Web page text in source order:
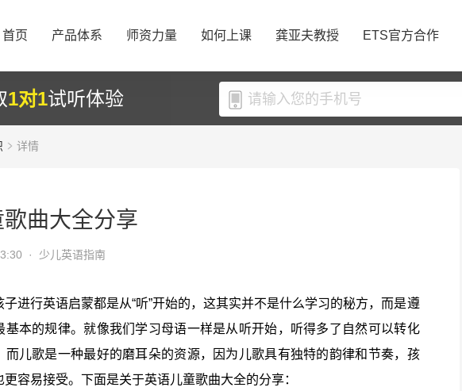
首页 产品体系 师资力量 如何上课 龚亚夫教授 ETS官方合作
1对1试听体验
详情
曲大全分享
· 少儿英语指南
进行英语启蒙都是从“听”开始的，这其实并不是什么学习的秘方，而是遵
基本的规律。就像我们学习母语一样是从听开始，听得多了自然可以转化
而儿歌是一种最好的磨耳朵的资源，因为儿歌具有独特的韵律和节奏，孩
容易接受。下面是关于英语儿童歌曲大全的分享：